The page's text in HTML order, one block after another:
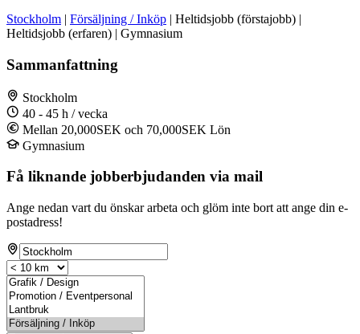
Stockholm | Försäljning / Inköp | Heltidsjobb (förstajobb) |
Heltidsjobb (erfaren) | Gymnasium
Sammanfattning
Stockholm
40 - 45 h / vecka
Mellan 20,000SEK och 70,000SEK Lön
Gymnasium
Få liknande jobberbjudanden via mail
Ange nedan vart du önskar arbeta och glöm inte bort att ange din e-
postadress!